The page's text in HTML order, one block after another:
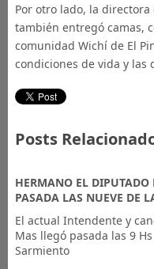
Por otro lado, la
también entregó camas,
comunidad Wichí de El
condiciones de vida y las
Posts
HERMANO EL
PASADA LAS NUEVE DE
El actual Intendente y
Mas llegó pasada las 9
Sarmiento